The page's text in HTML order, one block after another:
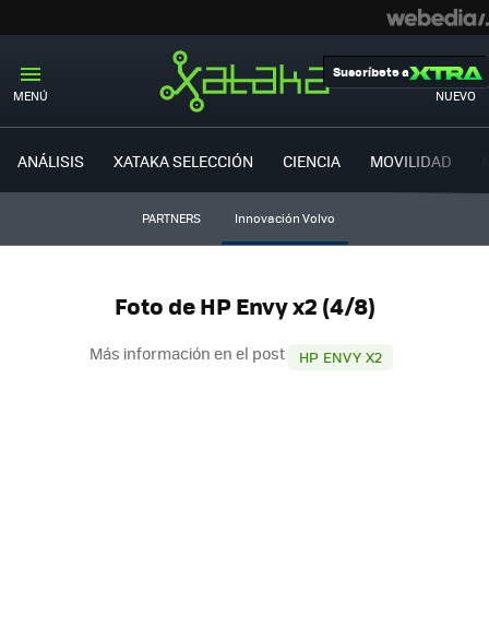
MENÚ NUEVO
Suscríbete a
ANÁLISIS XATAKA SELECCIÓN CIENCIA MOVILIDAD
PARTNERS Innovación Volvo
Foto de HP Envy x2 (4/8)
Más información en el post HP ENVY X2